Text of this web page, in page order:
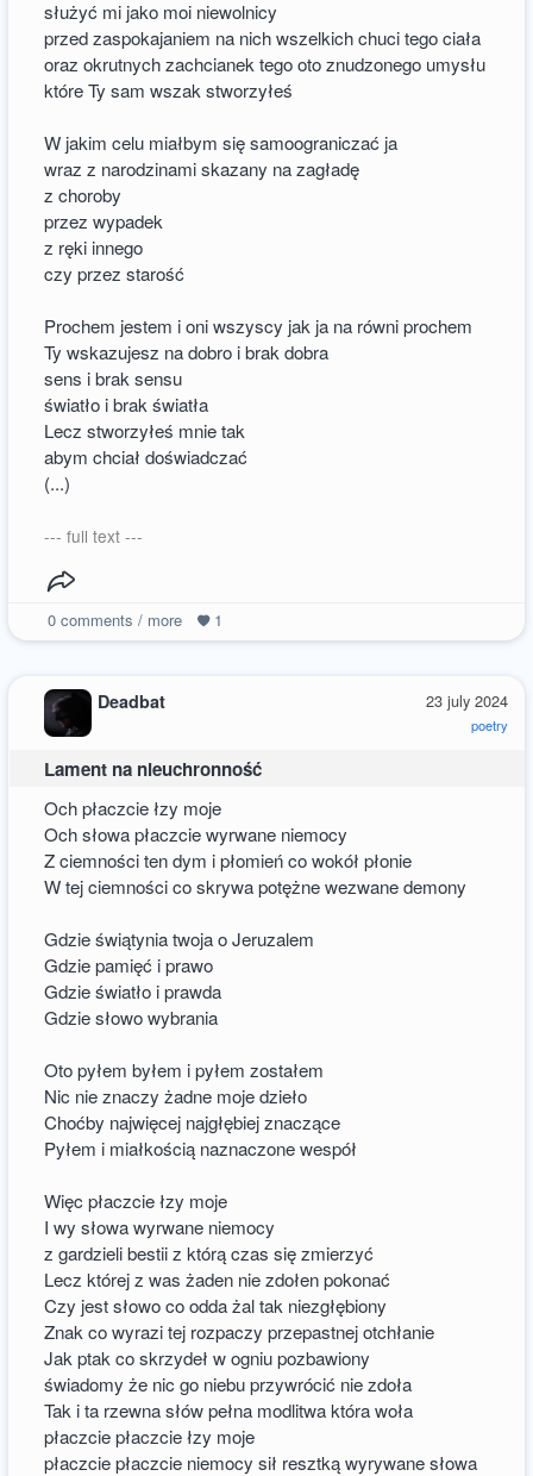
służyć mi jako moi niewolnicy
przed zaspokajaniem na nich wszelkich chuci tego ciała
oraz okrutnych zachcianek tego oto znudzonego umysłu
które Ty sam wszak stworzyłeś
W jakim celu miałbym się samoograniczać ja
wraz z narodzinami skazany na zagładę
z choroby
przez wypadek
z ręki innego
czy przez starość
Prochem jestem i oni wszyscy jak ja na równi prochem
Ty wskazujesz na dobro i brak dobra
sens i brak sensu
światło i brak światła
Lecz stworzyłeś mnie tak
abym chciał doświadczać
(...)
--- full text ---
0comments / more 1
23 july 2024
poetry
Deadbat
Lament na nieuchronność
Och płaczcie łzy moje
Och słowa płaczcie wyrwane niemocy
Z ciemności ten dym i płomień co wokół płonie
W tej ciemności co skrywa potężne wezwane demony
Gdzie świątynia twoja o Jeruzalem
Gdzie pamięć i prawo
Gdzie światło i prawda
Gdzie słowo wybrania
Oto pyłem byłem i pyłem zostałem
Nic nie znaczy żadne moje dzieło
Choćby najwięcej najgłębiej znaczące
Pyłem i miałkością naznaczone wespół
Więc płaczcie łzy moje
I wy słowa wyrwane niemocy
z gardzieli bestii z którą czas się zmierzyć
Lecz której z was żaden nie zdołen pokonać
Czy jest słowo co odda żal tak niezgłębiony
Znak co wyrazi tej rozpaczy przepastnej otchłanie
Jak ptak co skrzydeł w ogniu pozbawiony
świadomy że nic go niebu przywrócić nie zdoła
Tak i ta rzewna słów pełna modlitwa która woła
płaczcie płaczcie łzy moje
płaczcie płaczcie niemocy sił resztką wyrywane słowa